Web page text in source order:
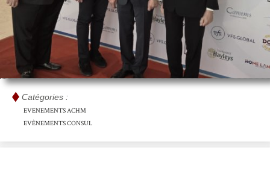
Catégories :
EVENEMENTS ACHM
EVÈNEMENTS CONSUL